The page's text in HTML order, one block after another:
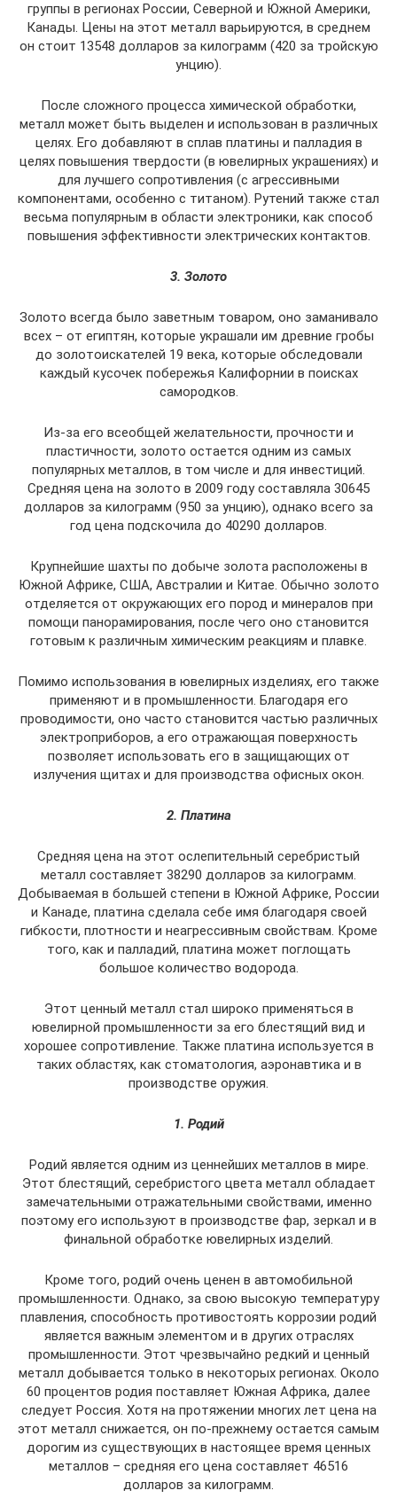
группы в регионах России, Северной и Южной Америки,
Канады. Цены на этот металл варьируются, в среднем
он стоит 13548 долларов за килограмм (420 за тройскую
унцию).
После сложного процесса химической обработки,
металл может быть выделен и использован в различных
целях. Его добавляют в сплав платины и палладия в
целях повышения твердости (в ювелирных украшениях) и
для лучшего сопротивления (с агрессивными
компонентами, особенно с титаном). Рутений также стал
весьма популярным в области электроники, как способ
повышения эффективности электрических контактов.
3. Золото
Золото всегда было заветным товаром, оно заманивало
всех – от египтян, которые украшали им древние гробы
до золотоискателей 19 века, которые обследовали
каждый кусочек побережья Калифорнии в поисках
самородков.
Из-за его всеобщей желательности, прочности и
пластичности, золото остается одним из самых
популярных металлов, в том числе и для инвестиций.
Средняя цена на золото в 2009 году составляла 30645
долларов за килограмм (950 за унцию), однако всего за
год цена подскочила до 40290 долларов.
Крупнейшие шахты по добыче золота расположены в
Южной Африке, США, Австралии и Китае. Обычно золото
отделяется от окружающих его пород и минералов при
помощи панорамирования, после чего оно становится
готовым к различным химическим реакциям и плавке.
Помимо использования в ювелирных изделиях, его также
применяют и в промышленности. Благодаря его
проводимости, оно часто становится частью различных
электроприборов, а его отражающая поверхность
позволяет использовать его в защищающих от
излучения щитах и для производства офисных окон.
2. Платина
Средняя цена на этот ослепительный серебристый
металл составляет 38290 долларов за килограмм.
Добываемая в большей степени в Южной Африке, России
и Канаде, платина сделала себе имя благодаря своей
гибкости, плотности и неагрессивным свойствам. Кроме
того, как и палладий, платина может поглощать
большое количество водорода.
Этот ценный металл стал широко применяться в
ювелирной промышленности за его блестящий вид и
хорошее сопротивление. Также платина используется в
таких областях, как стоматология, аэронавтика и в
производстве оружия.
1. Родий
Родий является одним из ценнейших металлов в мире.
Этот блестящий, серебристого цвета металл обладает
замечательными отражательными свойствами, именно
поэтому его используют в производстве фар, зеркал и в
финальной обработке ювелирных изделий.
Кроме того, родий очень ценен в автомобильной
промышленности. Однако, за свою высокую температуру
плавления, способность противостоять коррозии родий
является важным элементом и в других отраслях
промышленности. Этот чрезвычайно редкий и ценный
металл добывается только в некоторых регионах. Около
60 процентов родия поставляет Южная Африка, далее
следует Россия. Хотя на протяжении многих лет цена на
этот металл снижается, он по-прежнему остается самым
дорогим из существующих в настоящее время ценных
металлов – средняя его цена составляет 46516
долларов за килограмм.